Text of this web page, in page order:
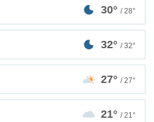
30° / 28°
32° / 32°
27° / 27°
21° / 21°